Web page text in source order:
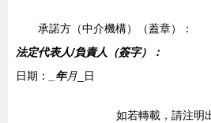
承諾方（中介機構）（蓋章）：
法定代表人/負責人（簽字）：
日期：
_年月 _日
如若轉載，請注明